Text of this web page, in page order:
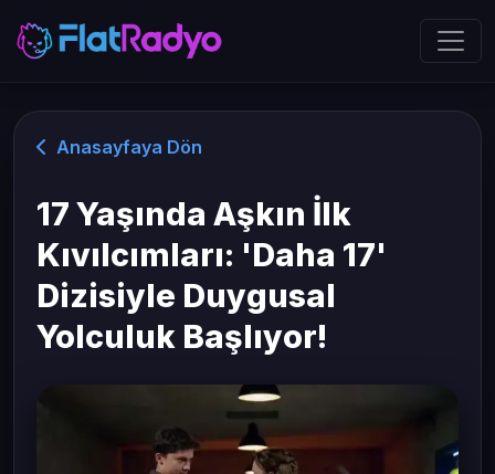
Anasayfaya Dön
17 Yaşında Aşkın İlk
Kıvılcımları: 'Daha 17'
Dizisiyle Duygusal
Yolculuk Başlıyor!